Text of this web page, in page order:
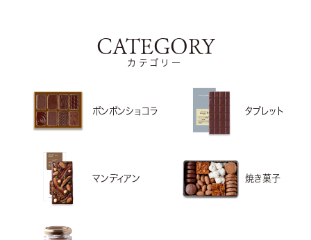
CATEGORY
カテゴリー
ボンボンショコラ タブレット
マンディアン 焼き菓子